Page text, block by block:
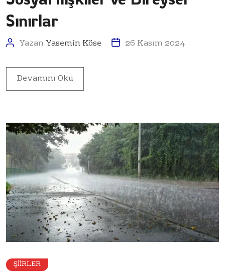
Sınırlar
Yazan Yasemin Köse 26 Kasım 2024
Devamını Oku
ŞIIRLER